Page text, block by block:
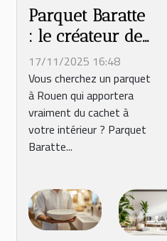
Parquet Baratte
: le créateur de
parquet de
confiance à
Rouen
17/11/2025 16:48
Vous cherchez un parquet
à Rouen qui apportera
vraiment du cachet à
votre intérieur ? Parquet
Baratte...